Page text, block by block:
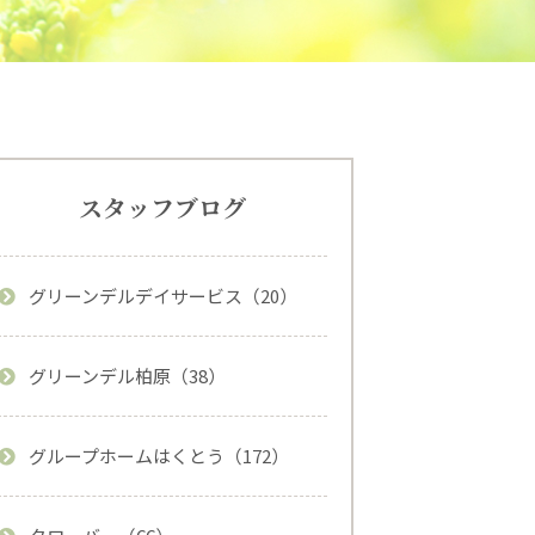
スタッフブログ
グリーンデルデイサービス（20）
グリーンデル柏原（38）
グループホームはくとう（172）